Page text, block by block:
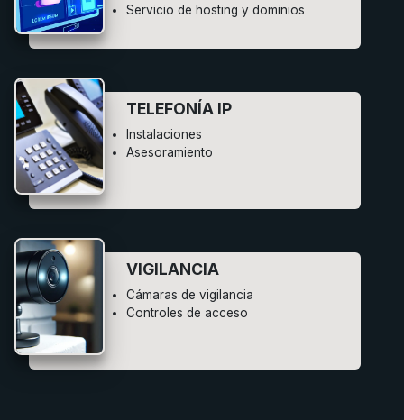
Servicio de hosting y dominios
TELEFONÍA IP
Instalaciones
Asesoramiento
VIGILANCIA
Cámaras de vigilancia
Controles de acceso